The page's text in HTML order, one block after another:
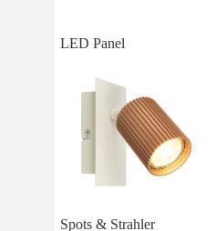
LED Panel
Spots & Strahler